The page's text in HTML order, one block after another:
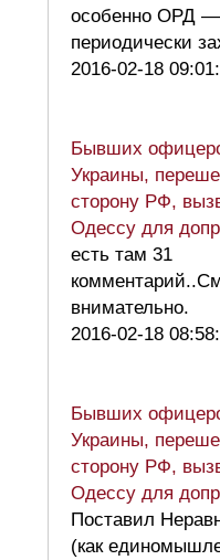
особенно ОРД —
периодически
2016-02-18
Бывших
Украины,
сторону РФ,
Одессу для
есть там 31
внимательно.
2016-02-18
Бывших
Украины,
сторону РФ,
Одессу для
Поставил
(как